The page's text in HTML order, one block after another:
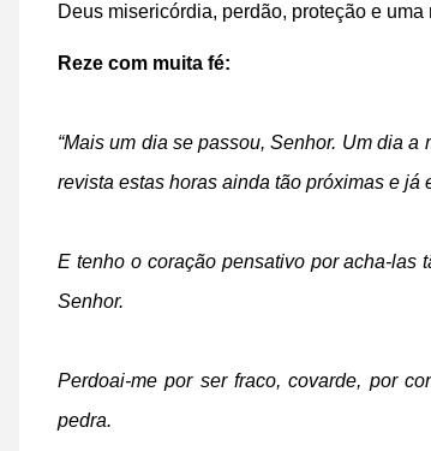
Deus misericórdia, perdão, proteção e
Reze com muita fé:
“Mais um dia se passou, Senhor. Um dia a
revista estas horas ainda tão próximas e já
E tenho o coração pensativo por acha-las
Senhor.
Perdoai-me por ser fraco, covarde, por
pedra.